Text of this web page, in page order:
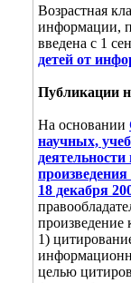
Возрастная
информации,
введена с 1
детей от
Публикации
На основании
научных,
18 декабря
произведение
1)
целью